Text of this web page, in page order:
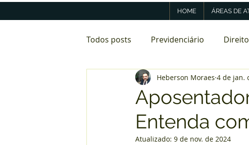
HOME ÁREAS DE
Todos posts Previdenciário
Direito Imobiliário Aposentadoria
Entenda
Heberson Moraes 4 de jan.
Atualizado: 9 de nov. de 2024